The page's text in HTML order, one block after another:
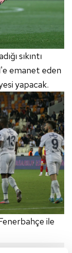
sıkıntı
emanet eden
yapacak.
ile